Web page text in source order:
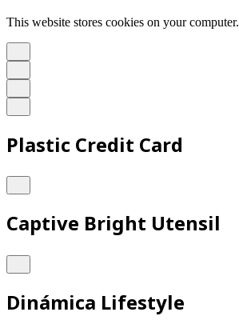
This website stores cookies on your computer.
Plastic Credit Card
Captive Bright Utensil
Dinámica Lifestyle